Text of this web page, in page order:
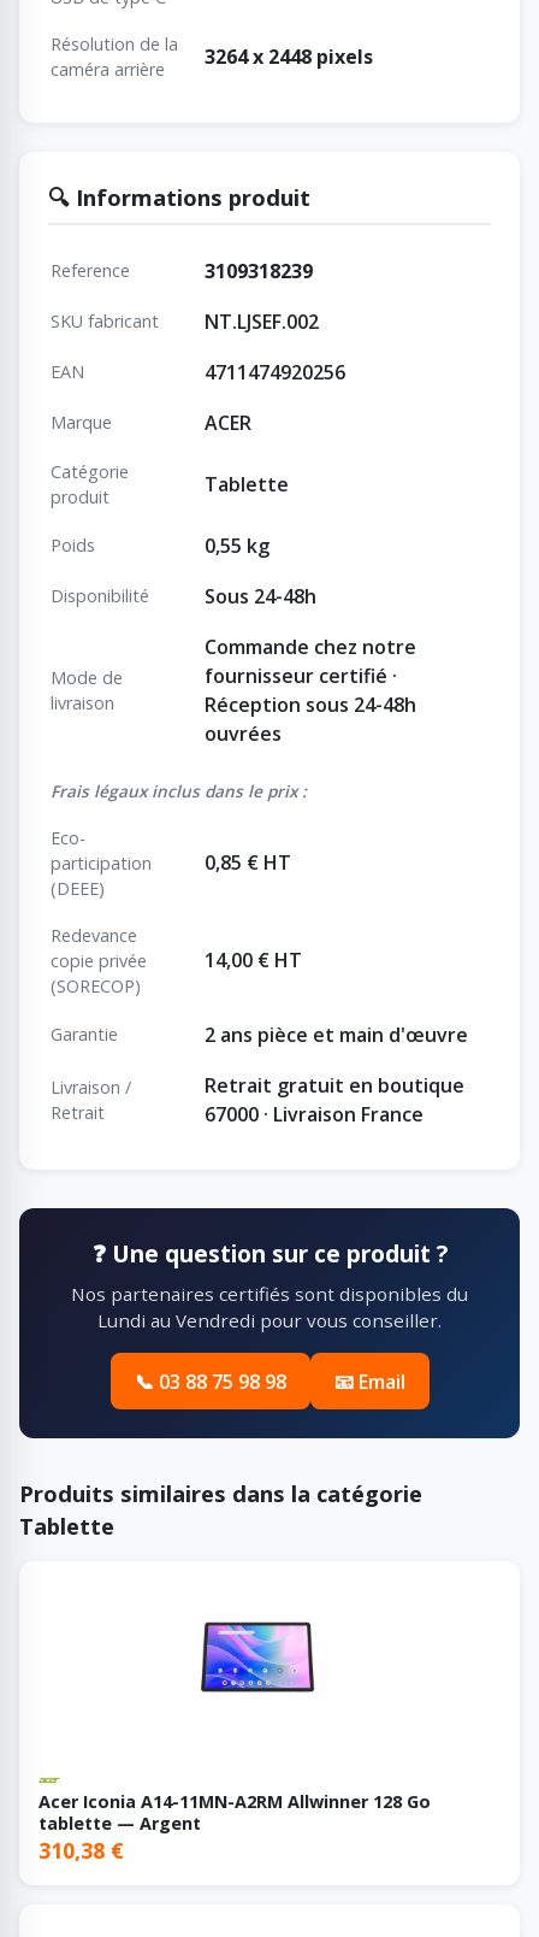
Résolution de la
caméra arrière
3264 x 2448 pixels
🔍 Informations produit
Reference 3109318239
SKU fabricant NT.LJSEF.002
EAN 4711474920256
Marque ACER
Catégorie
produit
Tablette
Poids 0,55 kg
Disponibilité Sous 24-48h
Mode de
livraison
Commande chez notre
fournisseur certifié ·
Réception sous 24-48h
ouvrées
Frais légaux inclus dans le prix :
Eco-
participation
(DEEE)
0,85 € HT
Redevance
copie privée
(SORECOP)
14,00 € HT
Garantie 2 ans pièce et main d'œuvre
Livraison /
Retrait
Retrait gratuit en boutique
67000 · Livraison France
❓ Une question sur ce produit ?
Nos partenaires certifiés sont disponibles du
Lundi au Vendredi pour vous conseiller.
📞 03 88 75 98 98 📧 Email
Produits similaires dans la catégorie
Tablette
Acer Iconia A14-11MN-A2RM Allwinner 128 Go
tablette — Argent
310,38 €